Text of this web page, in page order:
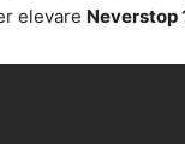
elevare Neverstop